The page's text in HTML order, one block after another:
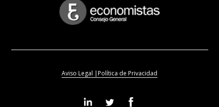
Aviso Legal |Política de Privacidad